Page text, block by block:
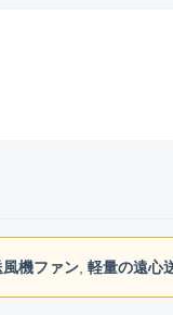
機ファン, 軽量の遠心